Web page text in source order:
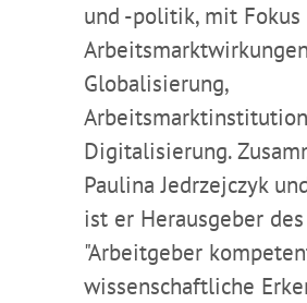
und -politik, mit Fokus
Globalisierung,
Digitalisierung.
Paulina Jedrzejczyk
ist er Herausgeber
"Arbeitgeber
wissenschaftliche